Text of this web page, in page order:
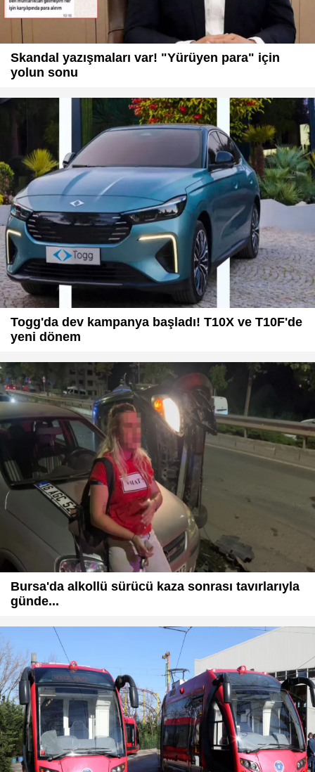
Skandal yazışmaları var! "Yürüyen para" için
yolun sonu
Togg'da dev kampanya başladı! T10X ve T10F'de
yeni dönem
Bursa'da alkollü sürücü kaza sonrası tavırlarıyla
günde...